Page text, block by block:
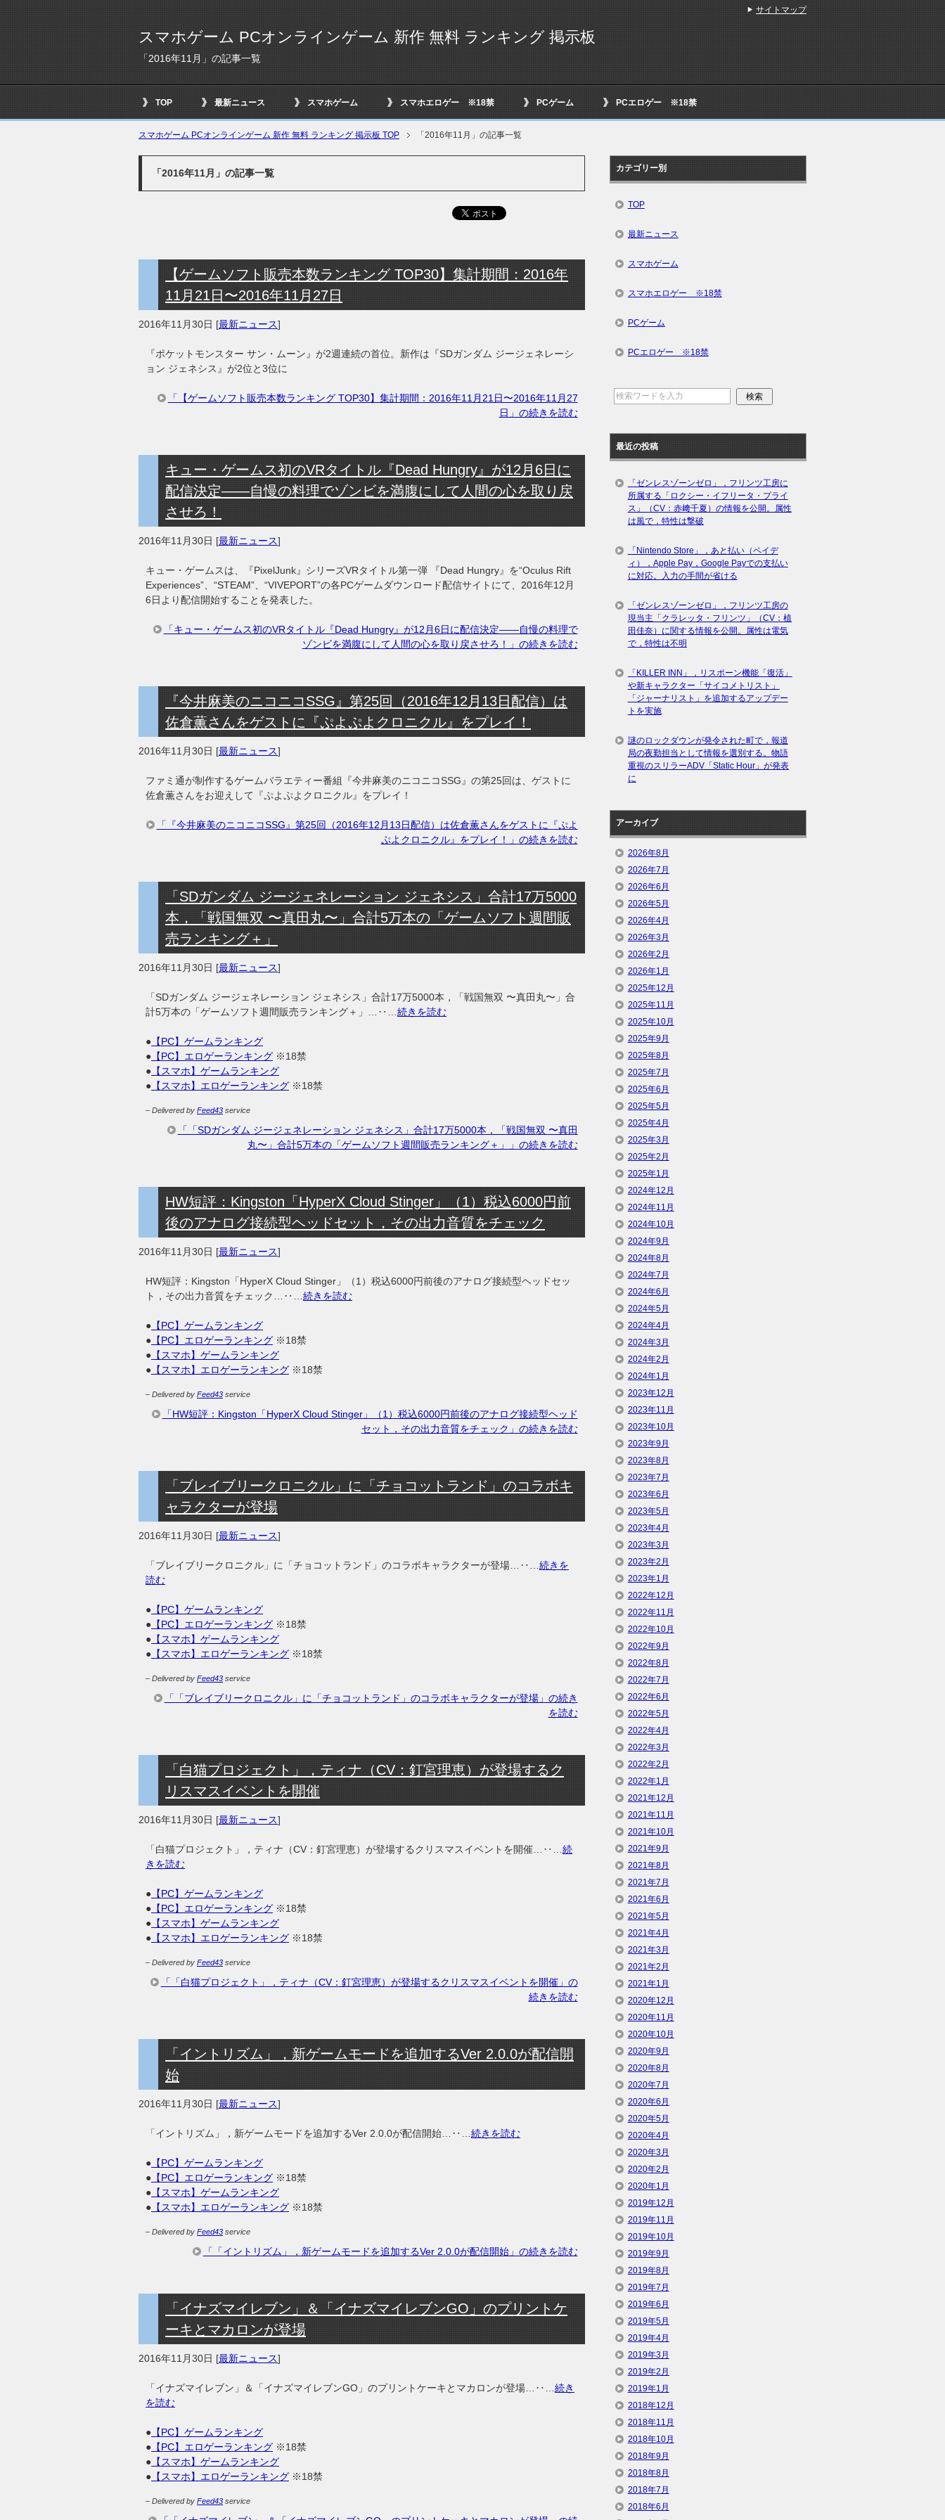
スマホゲーム PCオンラインゲーム 新作 無料 ランキング 掲示板
「2016年11月」の記事一覧
TOP 最新ニュース スマホゲーム スマホエロゲー ※18禁 PCゲーム PCエロゲー ※18禁
スマホゲーム PCオンラインゲーム 新作 無料 ランキング 掲示板 TOP 「2016年11月」の記事一覧
「2016年11月」の記事一覧
【ゲームソフト販売本数ランキング TOP30】集計期間：2016年
11月21日〜2016年11月27日
2016年11月30日 [最新ニュース]
『ポケットモンスター サン・ムーン』が2週連続の首位。新作は『SDガンダム ジージェネレーシ
ョン ジェネシス』が2位と3位に
「【ゲームソフト販売本数ランキング TOP30】集計期間：2016年11月21日〜2016年11月27
日」の続きを読む
キュー・ゲームス初のVRタイトル『Dead Hungry』が12月6日に
配信決定――自慢の料理でゾンビを満腹にして人間の心を取り戻
させろ！
2016年11月30日 [最新ニュース]
キュー・ゲームスは、『PixelJunk』シリーズVRタイトル第一弾 『Dead Hungry』を“Oculus Rift
Experiences”、“STEAM”、“VIVEPORT”の各PCゲームダウンロード配信サイトにて、2016年12月
6日より配信開始することを発表した。
「キュー・ゲームス初のVRタイトル『Dead Hungry』が12月6日に配信決定――自慢の料理で
ゾンビを満腹にして人間の心を取り戻させろ！」の続きを読む
『今井麻美のニコニコSSG』第25回（2016年12月13日配信）は
佐倉薫さんをゲストに『ぷよぷよクロニクル』をプレイ！
2016年11月30日 [最新ニュース]
ファミ通が制作するゲームバラエティー番組『今井麻美のニコニコSSG』の第25回は、ゲストに
佐倉薫さんをお迎えして『ぷよぷよクロニクル』をプレイ！
「『今井麻美のニコニコSSG』第25回（2016年12月13日配信）は佐倉薫さんをゲストに『ぷよ
ぷよクロニクル』をプレイ！」の続きを読む
「SDガンダム ジージェネレーション ジェネシス」合計17万5000
本，「戦国無双 〜真田丸〜」合計5万本の「ゲームソフト週間販
売ランキング＋」
2016年11月30日 [最新ニュース]
「SDガンダム ジージェネレーション ジェネシス」合計17万5000本，「戦国無双 〜真田丸〜」合
計5万本の「ゲームソフト週間販売ランキング＋」…‥… 続きを読む
● 【PC】ゲームランキング
● 【PC】エロゲーランキング ※18禁
● 【スマホ】ゲームランキング
● 【スマホ】エロゲーランキング ※18禁
– Delivered by Feed43 service
「「SDガンダム ジージェネレーション ジェネシス」合計17万5000本，「戦国無双 〜真田
丸〜」合計5万本の「ゲームソフト週間販売ランキング＋」」の続きを読む
HW短評：Kingston「HyperX Cloud Stinger」（1）税込6000円前
後のアナログ接続型ヘッドセット，その出力音質をチェック
2016年11月30日 [最新ニュース]
HW短評：Kingston「HyperX Cloud Stinger」（1）税込6000円前後のアナログ接続型ヘッドセッ
ト，その出力音質をチェック…‥… 続きを読む
● 【PC】ゲームランキング
● 【PC】エロゲーランキング ※18禁
● 【スマホ】ゲームランキング
● 【スマホ】エロゲーランキング ※18禁
– Delivered by Feed43 service
「HW短評：Kingston「HyperX Cloud Stinger」（1）税込6000円前後のアナログ接続型ヘッド
セット，その出力音質をチェック」の続きを読む
「ブレイブリークロニクル」に「チョコットランド」のコラボキ
ャラクターが登場
2016年11月30日 [最新ニュース]
「ブレイブリークロニクル」に「チョコットランド」のコラボキャラクターが登場…‥… 続きを
読む
● 【PC】ゲームランキング
● 【PC】エロゲーランキング ※18禁
● 【スマホ】ゲームランキング
● 【スマホ】エロゲーランキング ※18禁
– Delivered by Feed43 service
「「ブレイブリークロニクル」に「チョコットランド」のコラボキャラクターが登場」の続き
を読む
「白猫プロジェクト」，ティナ（CV：釘宮理恵）が登場するク
リスマスイベントを開催
2016年11月30日 [最新ニュース]
「白猫プロジェクト」，ティナ（CV：釘宮理恵）が登場するクリスマスイベントを開催…‥… 続
きを読む
● 【PC】ゲームランキング
● 【PC】エロゲーランキング ※18禁
● 【スマホ】ゲームランキング
● 【スマホ】エロゲーランキング ※18禁
– Delivered by Feed43 service
「「白猫プロジェクト」，ティナ（CV：釘宮理恵）が登場するクリスマスイベントを開催」の
続きを読む
「イントリズム」，新ゲームモードを追加するVer 2.0.0が配信開
始
2016年11月30日 [最新ニュース]
「イントリズム」，新ゲームモードを追加するVer 2.0.0が配信開始…‥… 続きを読む
● 【PC】ゲームランキング
● 【PC】エロゲーランキング ※18禁
● 【スマホ】ゲームランキング
● 【スマホ】エロゲーランキング ※18禁
– Delivered by Feed43 service
「「イントリズム」，新ゲームモードを追加するVer 2.0.0が配信開始」の続きを読む
「イナズマイレブン」＆「イナズマイレブンGO」のプリントケ
ーキとマカロンが登場
2016年11月30日 [最新ニュース]
「イナズマイレブン」＆「イナズマイレブンGO」のプリントケーキとマカロンが登場…‥… 続き
を読む
● 【PC】ゲームランキング
● 【PC】エロゲーランキング ※18禁
● 【スマホ】ゲームランキング
● 【スマホ】エロゲーランキング ※18禁
– Delivered by Feed43 service
カテゴリー別
TOP
最新ニュース
スマホゲーム
スマホエロゲー ※18禁
PCゲーム
PCエロゲー ※18禁
最近の投稿
「ゼンレスゾーンゼロ」，フリンツ工房に
所属する「ロクシー・イフリータ・プライ
ス」（CV：赤﨑千夏）の情報を公開。属性
は風で，特性は撃破
「Nintendo Store」，あと払い（ペイデ
ィ），Apple Pay，Google Payでの支払い
に対応。入力の手間が省ける
「ゼンレスゾーンゼロ」，フリンツ工房の
現当主「クラレッタ・フリンツ」（CV：植
田佳奈）に関する情報を公開。属性は電気
で，特性は不明
「KILLER INN」，リスポーン機能「復活」
や新キャラクター「サイコメトリスト」
「ジャーナリスト」を追加するアップデー
トを実施
謎のロックダウンが発令された町で，報道
局の夜勤担当として情報を選別する。物語
重視のスリラーADV「Static Hour」が発表
に
アーカイブ
2026年8月
2026年7月
2026年6月
2026年5月
2026年4月
2026年3月
2026年2月
2026年1月
2025年12月
2025年11月
2025年10月
2025年9月
2025年8月
2025年7月
2025年6月
2025年5月
2025年4月
2025年3月
2025年2月
2025年1月
2024年12月
2024年11月
2024年10月
2024年9月
2024年8月
2024年7月
2024年6月
2024年5月
2024年4月
2024年3月
2024年2月
2024年1月
2023年12月
2023年11月
2023年10月
2023年9月
2023年8月
2023年7月
2023年6月
2023年5月
2023年4月
2023年3月
2023年2月
2023年1月
2022年12月
2022年11月
2022年10月
2022年9月
2022年8月
2022年7月
2022年6月
2022年5月
2022年4月
2022年3月
2022年2月
2022年1月
2021年12月
2021年11月
2021年10月
2021年9月
2021年8月
2021年7月
2021年6月
2021年5月
2021年4月
2021年3月
2021年2月
2021年1月
2020年12月
2020年11月
2020年10月
2020年9月
2020年8月
2020年7月
2020年6月
2020年5月
2020年4月
2020年3月
2020年2月
2020年1月
2019年12月
2019年11月
2019年10月
2019年9月
2019年8月
2019年7月
2019年6月
2019年5月
2019年4月
2019年3月
2019年2月
2019年1月
2018年12月
2018年11月
2018年10月
2018年9月
2018年8月
2018年7月
2018年6月
サイトマップ